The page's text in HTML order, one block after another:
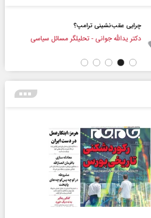
عقب‌نشینی ترامپ؟
جوانی - تحلیلگر مسائل سیاسی